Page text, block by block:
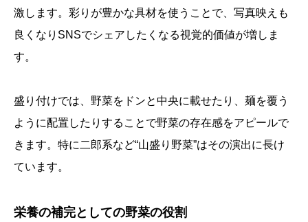
激します。彩りが豊かな具材を使うことで、写真映えも
良くなりSNSでシェアしたくなる視覚的価値が増しま
す。
盛り付けでは、野菜をドンと中央に載せたり、麺を覆う
ように配置したりすることで野菜の存在感をアピールで
きます。特に二郎系など“山盛り野菜”はその演出に長け
ています。
栄養の補完としての野菜の役割